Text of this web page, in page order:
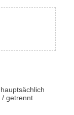
/ getrennt